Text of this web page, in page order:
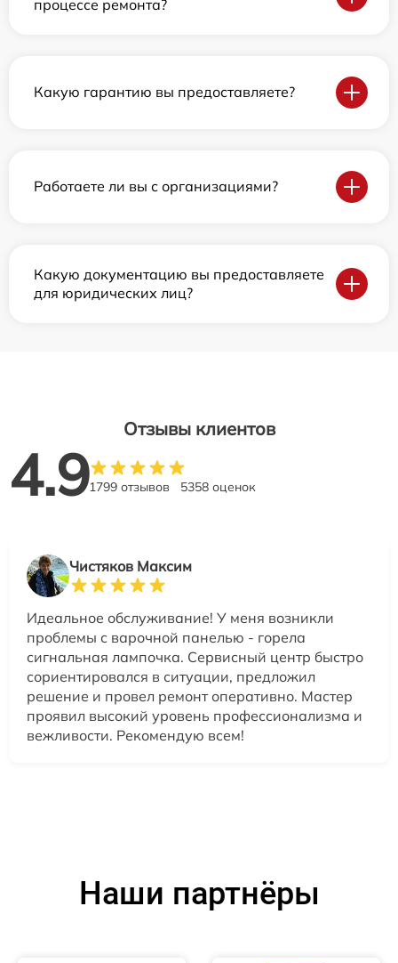
процессе ремонта?
Какую гарантию вы предоставляете?
Работаете ли вы с организациями?
Какую документацию вы предоставляете
для юридических лиц?
Отзывы клиентов
4.91799 отзывов 5358 оценок
Чистяков Максим
Идеальное обслуживание! У меня возникли
проблемы с варочной панелью - горела
сигнальная лампочка. Сервисный центр быстро
сориентировался в ситуации, предложил
решение и провел ремонт оперативно. Мастер
проявил высокий уровень профессионализма и
вежливости. Рекомендую всем!
Наши партнёры